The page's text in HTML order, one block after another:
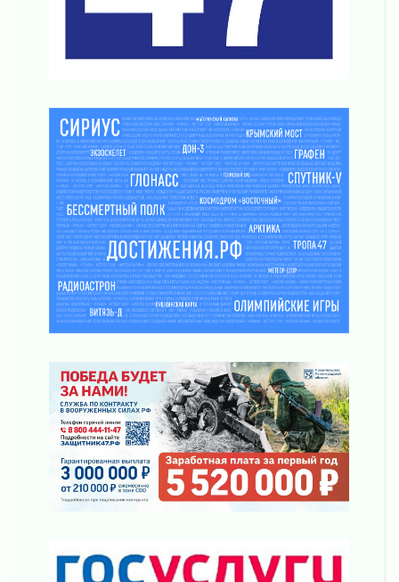
В Ленобласти открылась экспозиция к 150-
Болезнь девственниц и вампиров
01 августа 2026
Безмолвный крик о помощи
01 августа 2026
В музей всей семьёй
01 августа 2026
Без заявлений и очередей
01 августа 2026
Не женское это дело...уверены?
01 августа 2026
Все силы в кулак
Айда на пляж!
01 августа 2026
Один в поле — не воин
01 августа 2026
Пик топливного кризиса в регионе прошёл
31 июля 2026
О мужестве, долге и стойкости
31 июля 2026